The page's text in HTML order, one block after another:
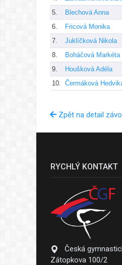
5.
Blechová Anna
6.
Fricová Monika
7.
Juklíčková Nikola
8.
Boháčová Markéta
9.
Houšková Adéla
10.
Čermáková
Zpět na detail
RYCHLÝ KONTAKT
Česká
Zátopkova 100/2